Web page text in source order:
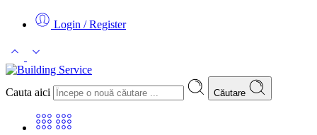
Login / Register
Cauta aici Căutare